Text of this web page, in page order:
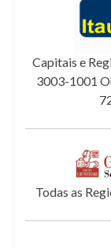
Capitais e
3003-1001
Todas as